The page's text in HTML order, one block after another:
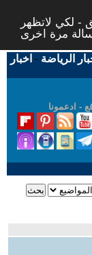
- لكي لاتظهر
الرياضة - اخبار
- ادعمونا